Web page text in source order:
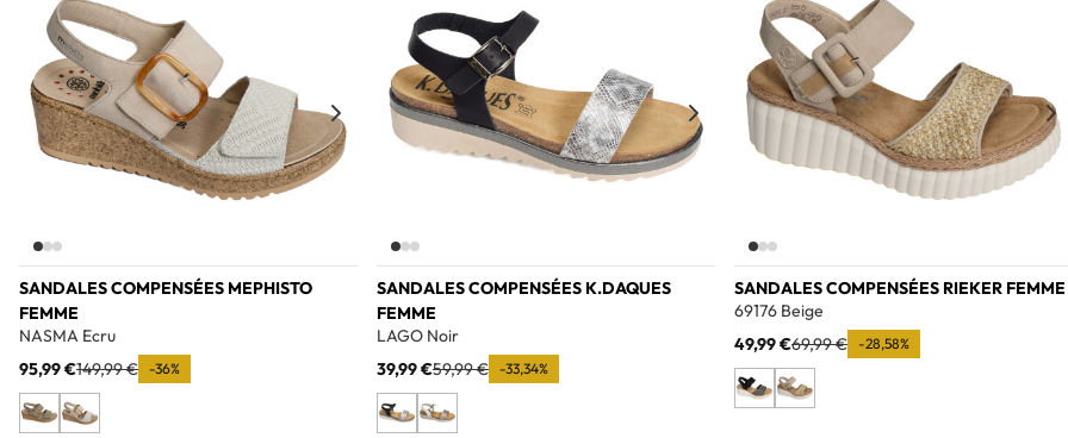
SANDALES COMPENSÉES MEPHISTO
FEMME
NASMA Ecru
95,99 €149,99 € -36%
SANDALES COMPENSÉES K.DAQUES
FEMME
LAGO Noir
39,99 €59,99 € -33,34%
SANDALES COMPENSÉES RIEKER FEMME
69176 Beige
49,99 €69,99 € -28,58%